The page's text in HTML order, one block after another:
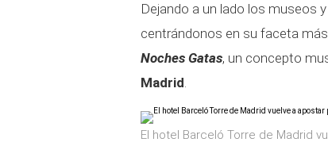
Dejando a un lado los museos
centrándonos en su faceta
Noches Gatas, un concepto
Madrid.
El hotel Barceló Torre de Madrid